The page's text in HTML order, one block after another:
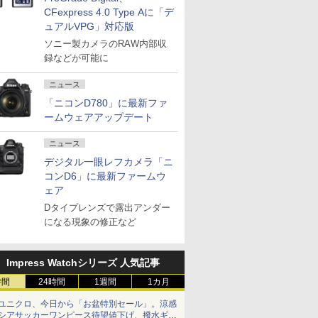
CFexpress 4.0 Type Aに「デ
ュアルVPG」対応版
ソニー製カメラのRAW内部収
録などが可能に
ニュース
「ニコンD780」に最新ファ
ームウェアアップデート
ニュース
デジタル一眼レフカメラ「ニ
コンD6」に最新ファームウ
ェア
Dタイプレンズで露出アンダー
になる現象の修正など
Impress Watchシリーズ 人気記事
24時間 1週間 1カ月
ニクロ、今日から「お盆特別セール」。涼感
アサッカーワンピース待望値下げ、撥水ギア